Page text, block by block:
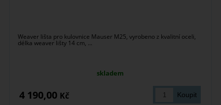
Weaver lišta pro kulovnice Mauser M25, vyrobeno z kvalitní oceli,
délka weaver lišty 14 cm, ...
skladem
4 190,00 Kč